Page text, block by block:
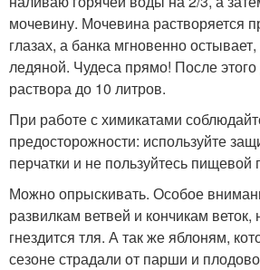
мочевину. Мочевина растворяется
глазах, а банка мгновенно
ледяной. Чудеса прямо! После
раствора до 10 литров.
При работе с химикатами
предосторожности: используйте
перчатки и не пользуйтесь пищевой
Можно опрыскивать. Особое
развилкам ветвей и кончикам веток,
гнездится тля. А так же яблоням,
сезоне страдали от парши и